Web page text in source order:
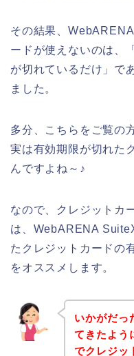
その結果、
ードが使えないのは、
が切れているだけ」で
ました。
多分、こちらをご覧の
実は有効期限が切れた
んですよね～♪
なので、クレジットカ
は、WebARENA
たクレジットカードの
をオススメします。
いかがだっ
てきたよう
でクレジッ